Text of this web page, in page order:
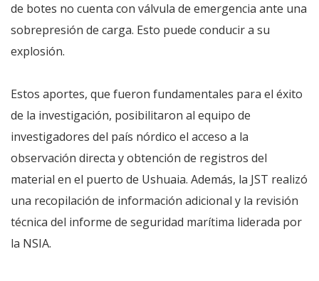
de botes no cuenta con válvula de emergencia ante una
sobrepresión de carga. Esto puede conducir a su
explosión.
Estos aportes, que fueron fundamentales para el éxito
de la investigación, posibilitaron al equipo de
investigadores del país nórdico el acceso a la
observación directa y obtención de registros del
material en el puerto de Ushuaia. Además, la JST realizó
una recopilación de información adicional y la revisión
técnica del informe de seguridad marítima liderada por
la NSIA.